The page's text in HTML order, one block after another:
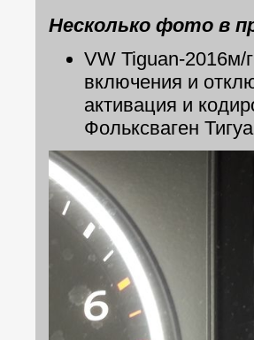
Несколько фото в
VW Tiguan-2016м/
включения и
активация и
Фольксваген